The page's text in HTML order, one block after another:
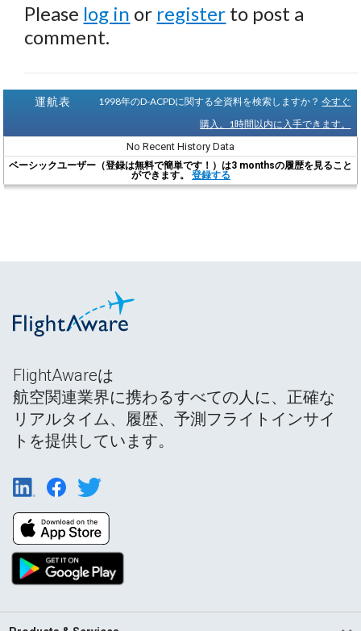
Please log in or register to post a
comment.
運航表 1998年のD-ACPDに関する全資料を検索しますか？今すぐ
購入。1時間以内に入手できます。
No Recent History Data
ベーシックユーザー（登録は無料で簡単です！）は3 monthsの履歴を見ること
ができます。 登録する
FlightAwareは
航空関連業界に携わるすべての人に、正確な
リアルタイム、履歴、予測フライトインサイ
トを提供しています。